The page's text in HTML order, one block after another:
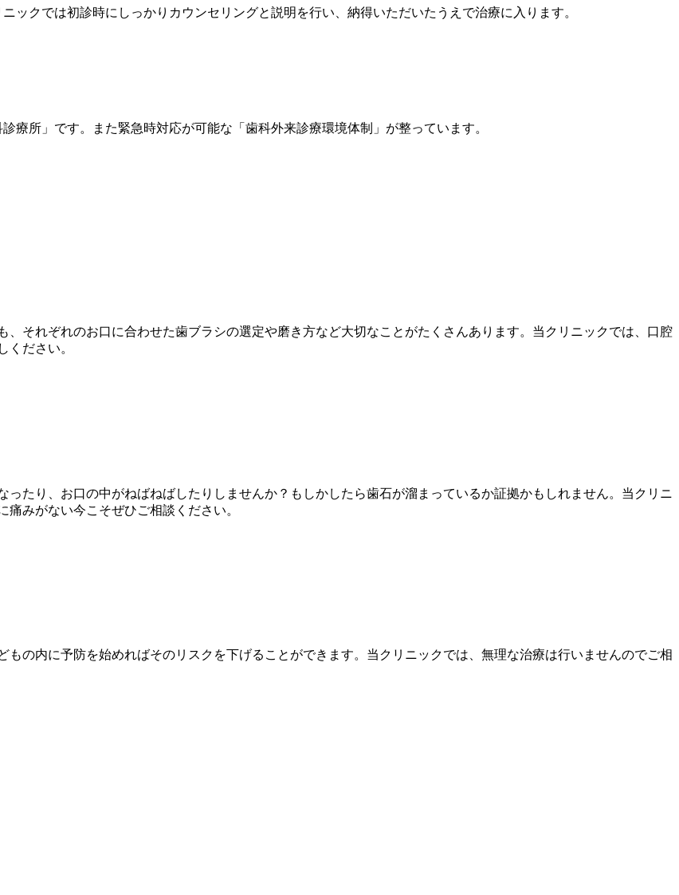
ックでは初診時にしっかりカウンセリングと説明を行い、納得いただいたうえで治療に入ります。
療所」です。また緊急時対応が可能な「歯科外来診療環境体制」が整っています。
それぞれのお口に合わせた歯ブラシの選定や磨き方など大切なことがたくさんあります。当クリニックでは、口腔
ください。
たり、お口の中がねばねばしたりしませんか？もしかしたら歯石が溜まっているか証拠かもしれません。当クリニ
みがない今こそぜひご相談ください。
の内に予防を始めればそのリスクを下げることができます。当クリニックでは、無理な治療は行いませんのでご相